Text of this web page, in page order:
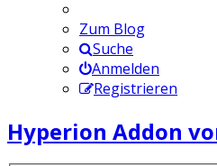
Zum Blog
Suche
Anmelden
Registrieren
Hyperion Addon